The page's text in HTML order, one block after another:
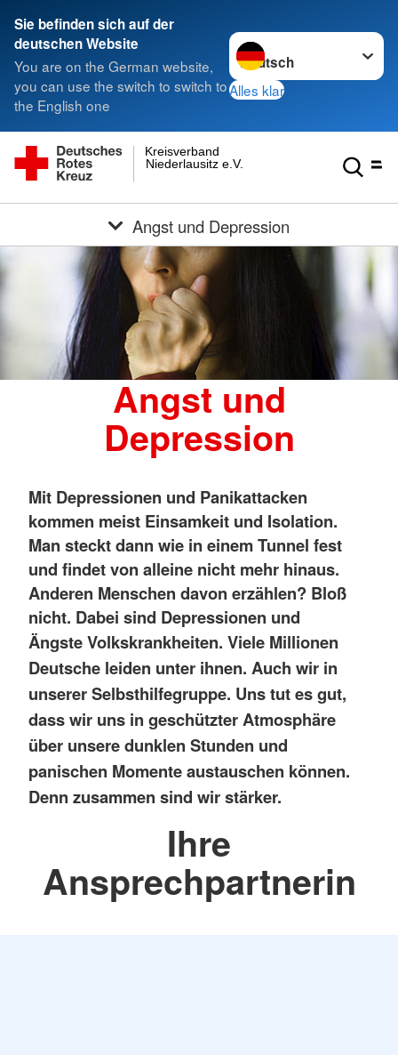
Sie befinden sich auf der
deutschen Website
You are on the German website,
you can use the switch to switch to
the English one
Sprache wechseln zu
Alles klar
Niederlausitz e.V.
Kreisverband
Angst und Depression
Angst und
Depression
Mit Depressionen und Panikattacken
kommen meist Einsamkeit und Isolation.
Man steckt dann wie in einem Tunnel fest
und findet von alleine nicht mehr hinaus.
Anderen Menschen davon erzählen? Bloß
nicht. Dabei sind Depressionen und
ÄngsteVolkskrankheiten. Viele Millionen
Deutsche leiden unter ihnen. Auch wir in
unserer Selbsthilfegruppe. Uns tut es gut,
dass wir uns in geschützter Atmosphäre
über unsere dunklen Stunden und
panischen Momente austauschen können.
Denn zusammen sind wir stärker.
Ihre
Ansprechpartnerin